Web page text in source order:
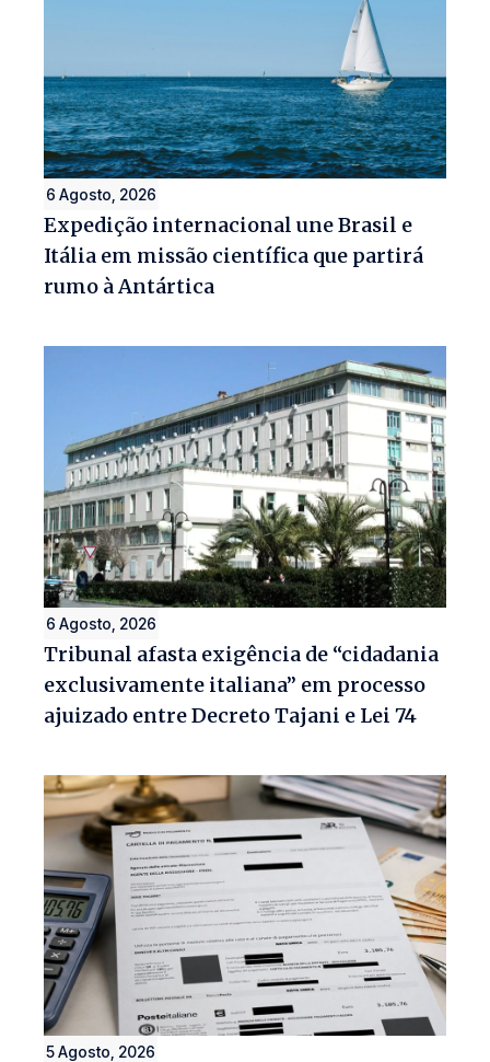
6 Agosto, 2026
Expedição internacional une Brasil e
Itália em missão científica que partirá
rumo à Antártica
6 Agosto, 2026
Tribunal afasta exigência de “cidadania
exclusivamente italiana” em processo
ajuizado entre Decreto Tajani e Lei 74
5 Agosto, 2026